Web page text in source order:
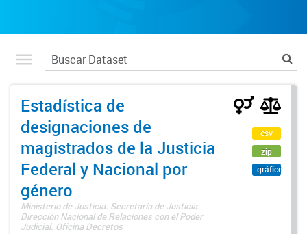
Estadística de
designaciones de
magistrados de la Justicia
Federal y Nacional por
género
Ministerio de Justicia. Secretaría de Justicia.
Dirección Nacional de Relaciones con el Poder
Judicial. Oficina Decretos
csv
zip
gráfico